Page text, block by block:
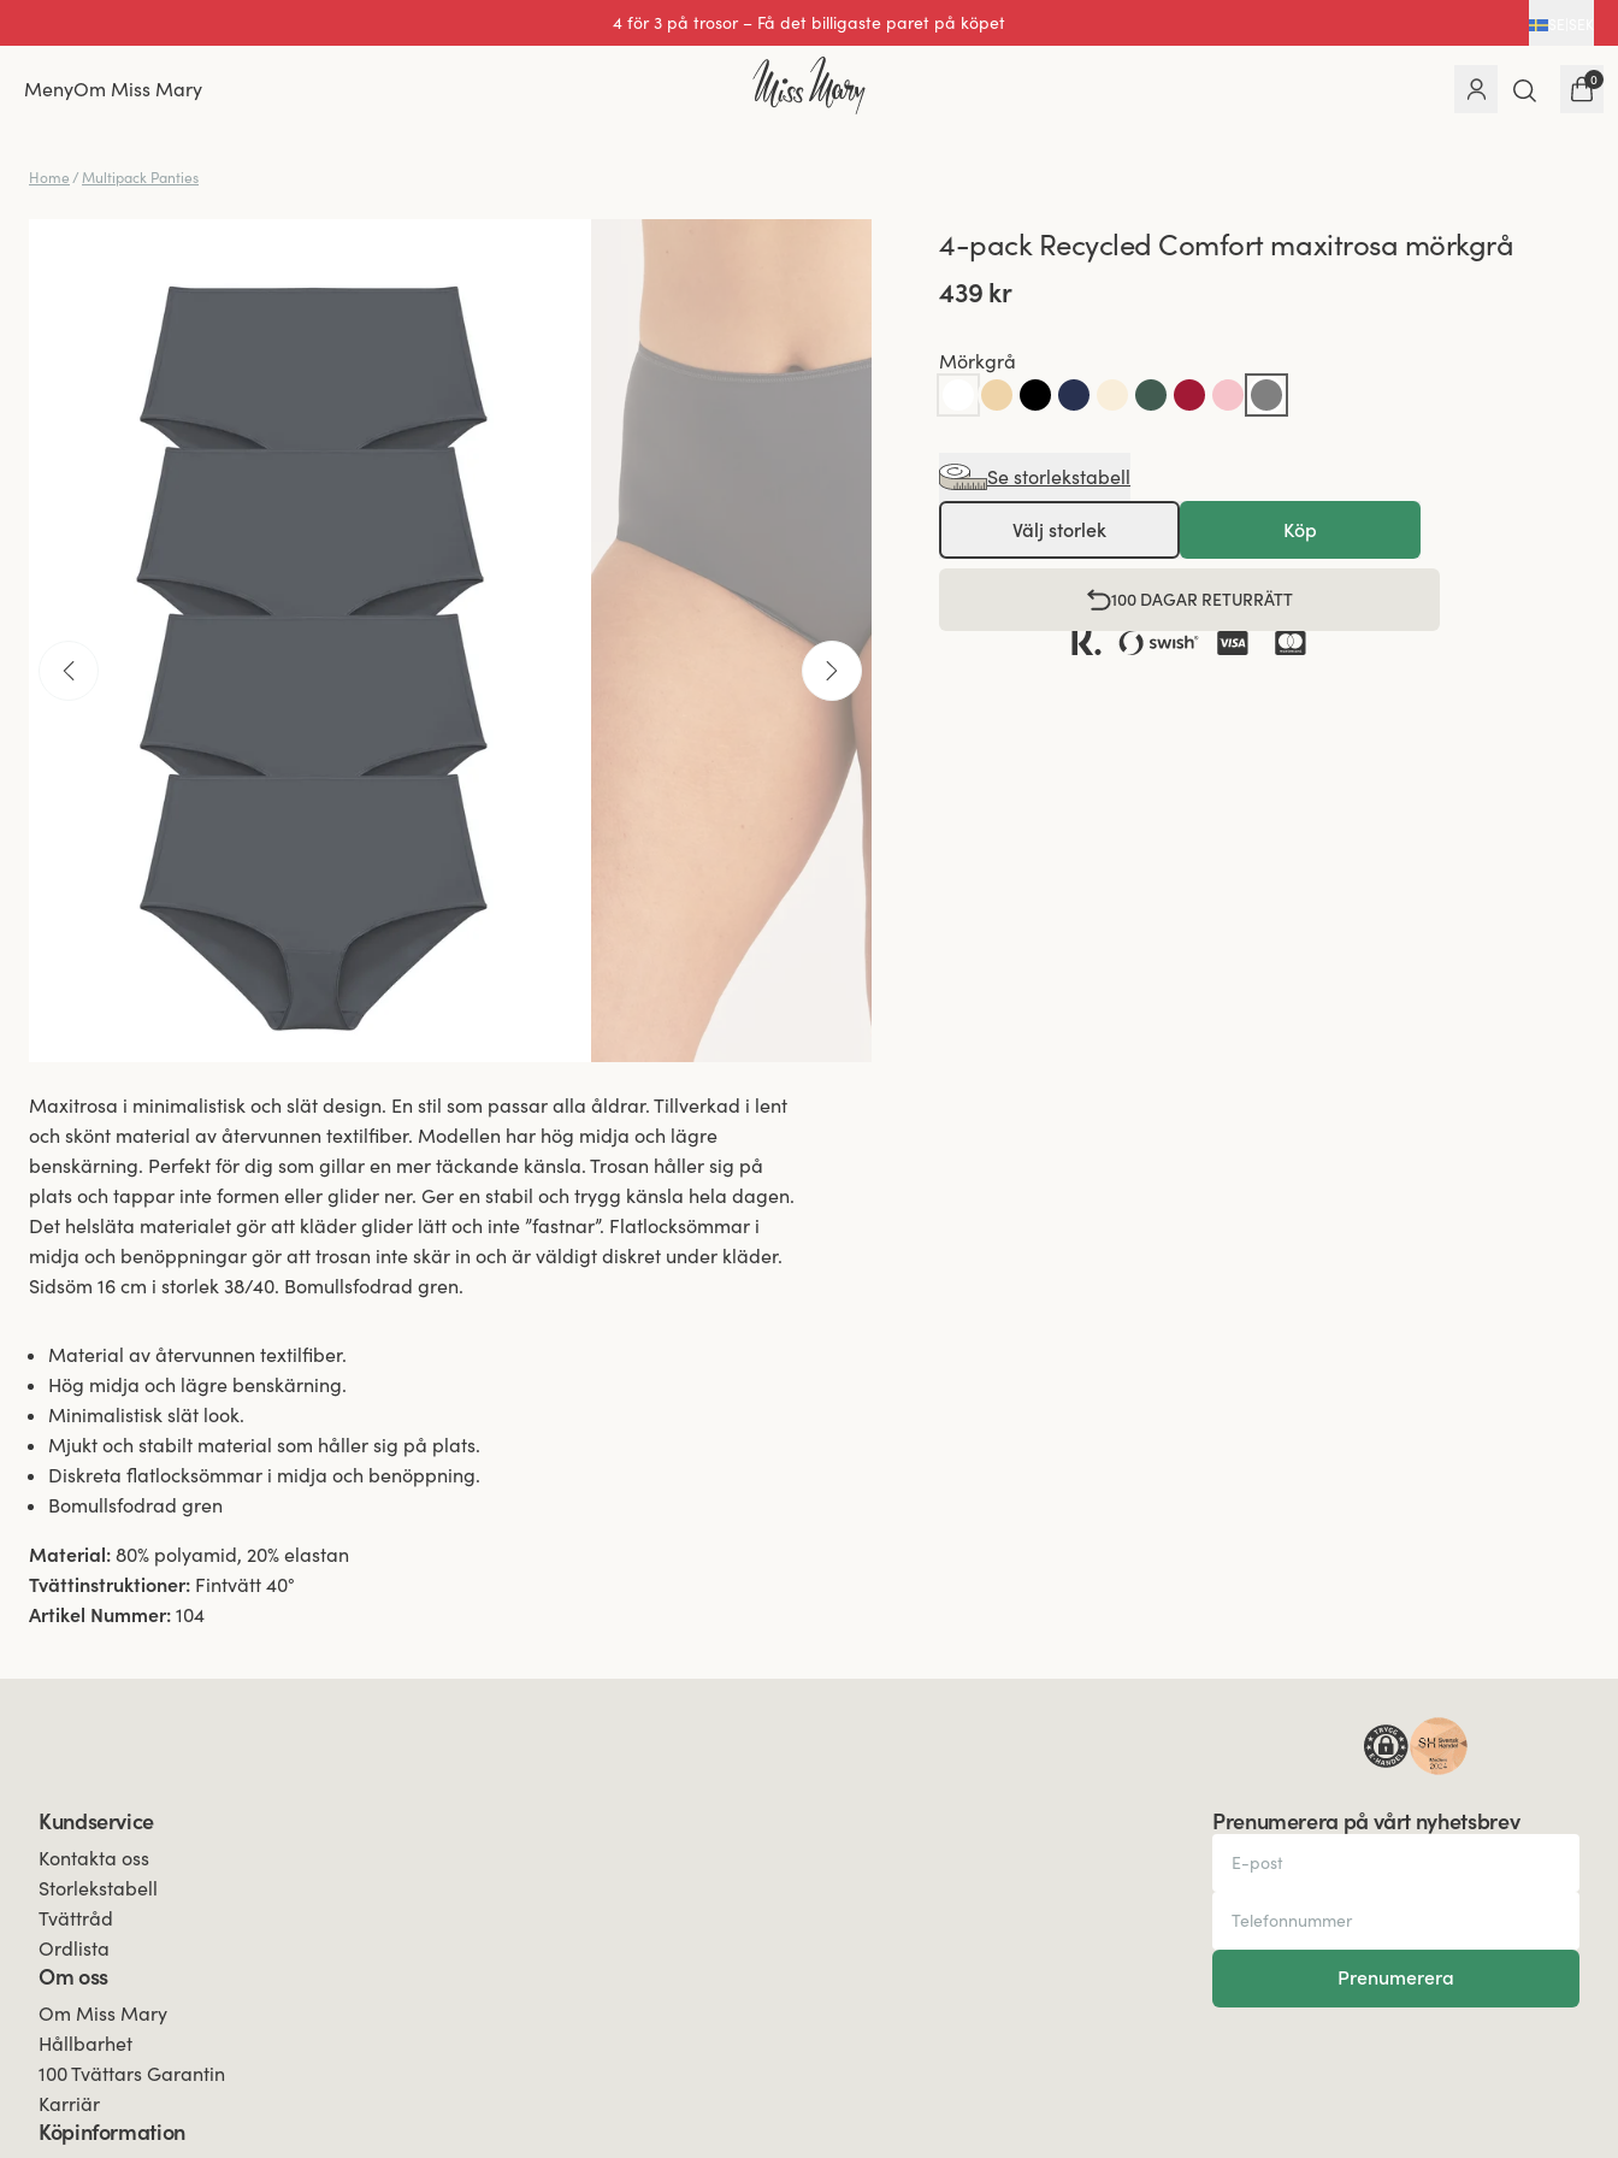
4 för 3 på trosor – Få det billigaste paret på köpet
MenyOm Miss Mary 0
Home / Multipack Panties
4-pack Recycled Comfort maxitrosa mörkgrå
439 kr
Mörkgrå
Se storlekstabell
Välj storlek Köp
100 DAGAR RETURRÄTT
Maxitrosa i minimalistisk och slät design. En stil som passar alla åldrar. Tillverkad i lent
och skönt material av återvunnen textilfiber. Modellen har hög midja och lägre
benskärning. Perfekt för dig som gillar en mer täckande känsla. Trosan håller sig på
plats och tappar inte formen eller glider ner. Ger en stabil och trygg känsla hela dagen.
Det helsläta materialet gör att kläder glider lätt och inte ”fastnar”. Flatlocksömmar i
midja och benöppningar gör att trosan inte skär in och är väldigt diskret under kläder.
Sidsöm 16 cm i storlek 38/40. Bomullsfodrad gren.
Material av återvunnen textilfiber.
Hög midja och lägre benskärning.
Minimalistisk slät look.
Mjukt och stabilt material som håller sig på plats.
Diskreta flatlocksömmar i midja och benöppning.
Bomullsfodrad gren
Material: 80% polyamid, 20% elastan
Tvättinstruktioner: Fintvätt 40°
Artikel Nummer: 104
Prenumerera på vårt nyhetsbrev
Prenumerera
Kundservice
Kontakta oss
Storlekstabell
Tvättråd
Ordlista
Om oss
Om Miss Mary
Hållbarhet
100 Tvättars Garantin
Karriär
Köpinformation